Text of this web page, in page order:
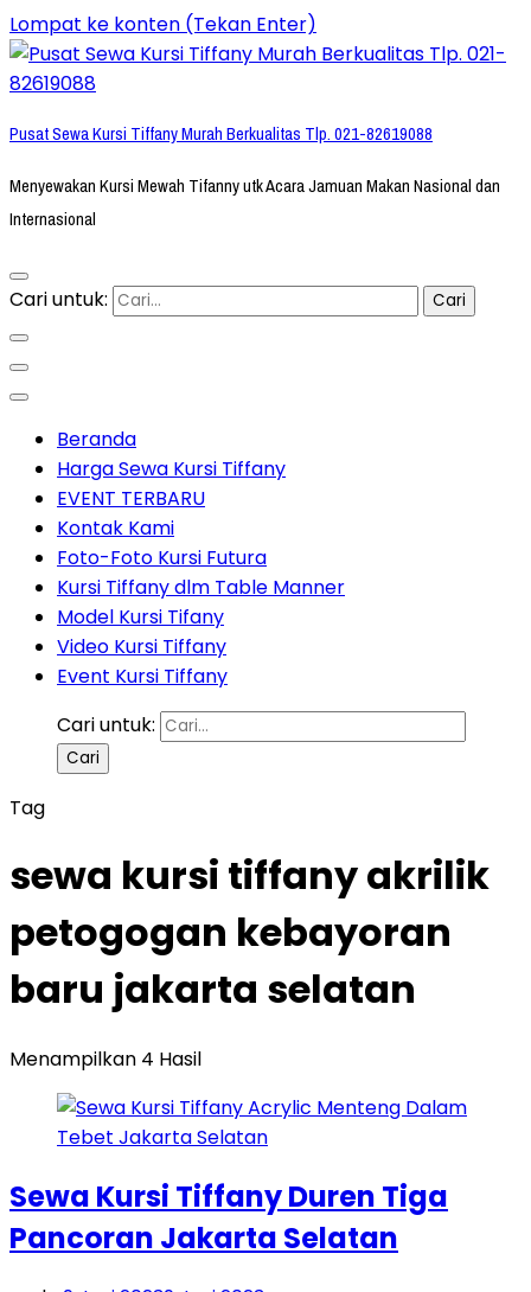
Lompat ke konten (Tekan Enter)
Pusat Sewa Kursi Tiffany Murah Berkualitas Tlp. 021-82619088
Menyewakan Kursi Mewah Tifanny utk Acara Jamuan Makan Nasional dan
Internasional
Cari untuk:
Beranda
Harga Sewa Kursi Tiffany
EVENT TERBARU
Kontak Kami
Foto-Foto Kursi Futura
Kursi Tiffany dlm Table Manner
Model Kursi Tifany
Video Kursi Tiffany
Event Kursi Tiffany
Cari untuk:
Tag
sewa kursi tiffany akrilik
petogogan kebayoran
baru jakarta selatan
Menampilkan 4 Hasil
Sewa Kursi Tiffany Duren Tiga
Pancoran Jakarta Selatan